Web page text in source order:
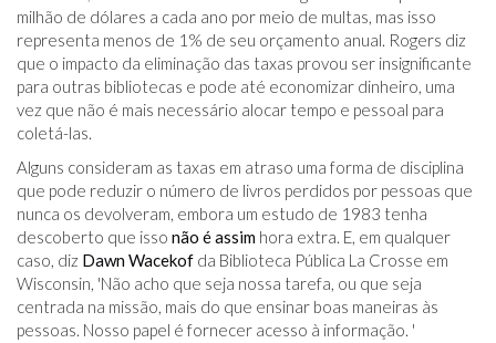
milhão de dólares a cada ano por meio de multas, mas isso
representa menos de 1% de seu orçamento anual. Rogers diz
que o impacto da eliminação das taxas provou ser insignificante
para outras bibliotecas e pode até economizar dinheiro, uma
vez que não é mais necessário alocar tempo e pessoal para
coletá-las.
Alguns consideram as taxas em atraso uma forma de disciplina
que pode reduzir o número de livros perdidos por pessoas que
nunca os devolveram, embora um estudo de 1983 tenha
descoberto que isso não é assim hora extra. E, em qualquer
caso, diz Dawn Wacekof da Biblioteca Pública La Crosse em
Wisconsin, 'Não acho que seja nossa tarefa, ou que seja
centrada na missão, mais do que ensinar boas maneiras às
pessoas. Nosso papel é fornecer acesso à informação. '